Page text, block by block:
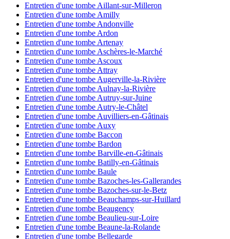
Entretien d'une tombe Aillant-sur-Milleron
Entretien d'une tombe Amilly
Entretien d'une tombe Andonville
Entretien d'une tombe Ardon
Entretien d'une tombe Artenay
Entretien d'une tombe Aschères-le-Marché
Entretien d'une tombe Ascoux
Entretien d'une tombe Attray
Entretien d'une tombe Augerville-la-Rivière
Entretien d'une tombe Aulnay-la-Rivière
Entretien d'une tombe Autruy-sur-Juine
Entretien d'une tombe Autry-le-Châtel
Entretien d'une tombe Auvilliers-en-Gâtinais
Entretien d'une tombe Auxy
Entretien d'une tombe Baccon
Entretien d'une tombe Bardon
Entretien d'une tombe Barville-en-Gâtinais
Entretien d'une tombe Batilly-en-Gâtinais
Entretien d'une tombe Baule
Entretien d'une tombe Bazoches-les-Gallerandes
Entretien d'une tombe Bazoches-sur-le-Betz
Entretien d'une tombe Beauchamps-sur-Huillard
Entretien d'une tombe Beaugency
Entretien d'une tombe Beaulieu-sur-Loire
Entretien d'une tombe Beaune-la-Rolande
Entretien d'une tombe Bellegarde